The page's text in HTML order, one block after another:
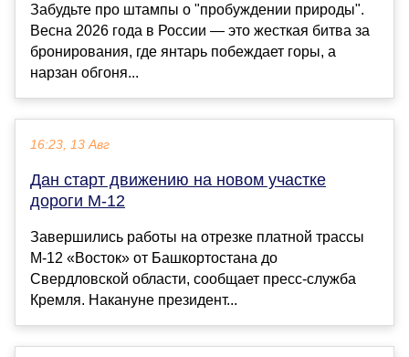
Забудьте про штампы о "пробуждении природы".
Весна 2026 года в России — это жесткая битва за
бронирования, где янтарь побеждает горы, а
нарзан обгоня...
16:23, 13 Авг
Дан старт движению на новом участке
дороги М-12
Завершились работы на отрезке платной трассы
М-12 «Восток» от Башкортостана до
Свердловской области, сообщает пресс-служба
Кремля. Накануне президент...